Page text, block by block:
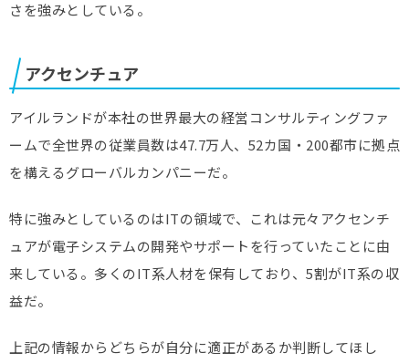
さを強みとしている。
アクセンチュア
アイルランドが本社の世界最大の経営コンサルティングファ
ームで全世界の従業員数は47.7万人、52カ国・200都市に拠点
を構えるグローバルカンパニーだ。
特に強みとしているのはITの領域で、これは元々アクセンチ
ュアが電子システムの開発やサポートを行っていたことに由
来している。多くのIT系人材を保有しており、5割がIT系の収
益だ。
上記の情報からどちらが自分に適正があるか判断してほし